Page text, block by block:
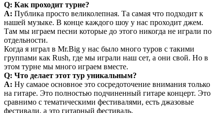
Q: Как проходит турне?
A: Публика просто великолепная. Та самая что подходит к
нашей музыке. В конце каждого шоу у нас проходит джем.
Там мы играем песни которые до этого никогда не играли по
отдельности.
Когда я играл в Mr.Big у нас было много туров с такими
группами как Rush, где мы играли наш сет, а они свой. Но в
этом турне мы много играем вместе.
Q: Что делает этот тур уникальным?
A: Ну самаое основное это сосредоточение внимания только
на гитаре. Это полностью подчиненный гитаре концерт. Это
сравнимо с тематическими фестивалями, есть джазовые
фестивали, а это гитарный фестиваль.